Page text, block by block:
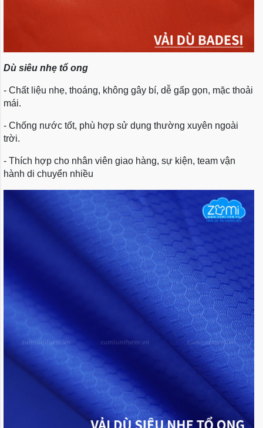
Dù siêu nhẹ tổ ong
- Chất liệu nhẹ, thoáng, không gây bí, dễ gấp gọn, mặc thoải
mái.
- Chống nước tốt, phù hợp sử dụng thường xuyên ngoài
trời.
- Thích hợp cho nhân viên giao hàng, sự kiện, team vận
hành di chuyển nhiều